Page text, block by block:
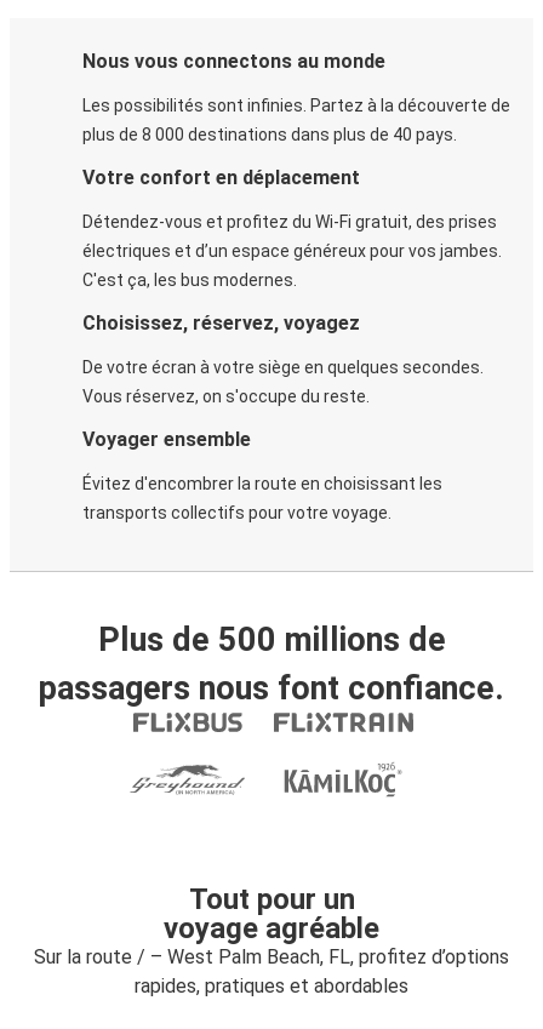
Nous vous connectons au monde
Les possibilités sont infinies. Partez à la découverte de
plus de 8 000 destinations dans plus de 40 pays.
Votre confort en déplacement
Détendez-vous et profitez du Wi-Fi gratuit, des prises
électriques et d’un espace généreux pour vos jambes.
C'est ça, les bus modernes.
Choisissez, réservez, voyagez
De votre écran à votre siège en quelques secondes.
Vous réservez, on s'occupe du reste.
Voyager ensemble
Évitez d'encombrer la route en choisissant les
transports collectifs pour votre voyage.
Plus de 500 millions de
passagers nous font confiance.
Tout pour un
voyage agréable
Sur la route / – West Palm Beach, FL, profitez d’options
rapides, pratiques et abordables